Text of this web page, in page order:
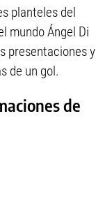
planteles del
mundo Ángel Di
presentaciones y
de un gol.
de